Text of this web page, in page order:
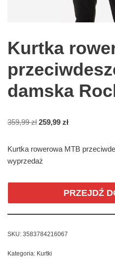
Kurtka
damska
359,99zł 259,99 zł
Kurtka rowerowa MTB
wyprzedaż
PRZEJDŹ
SKU: 3583784216067
Kategoria: Kurtki